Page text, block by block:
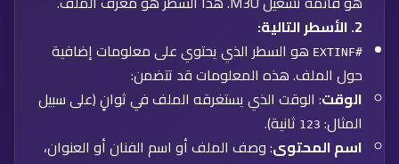
2. الأسطر التالية:
#EXTINF
هو السطر الذي يحتوي على معلومات إضافية
حول الملف. هذه المعلومات قد تتضمن:
الوقت: الوقت الذي يستغرقه الملف في ثوانٍ (على سبيل
المثال: 123 ثانية).
اسم المحتوى: وصف الملف أو اسم الفنان أو العنوان،